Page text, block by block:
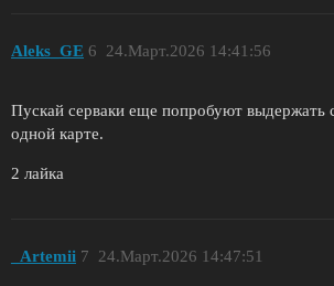
Aleks_GE 24.Март.2026 14:41:56
6
Пускай серваки еще попробуют выдержать
одной карте.
2 лайка
_Artemii 24.Март.2026 14:47:51
7